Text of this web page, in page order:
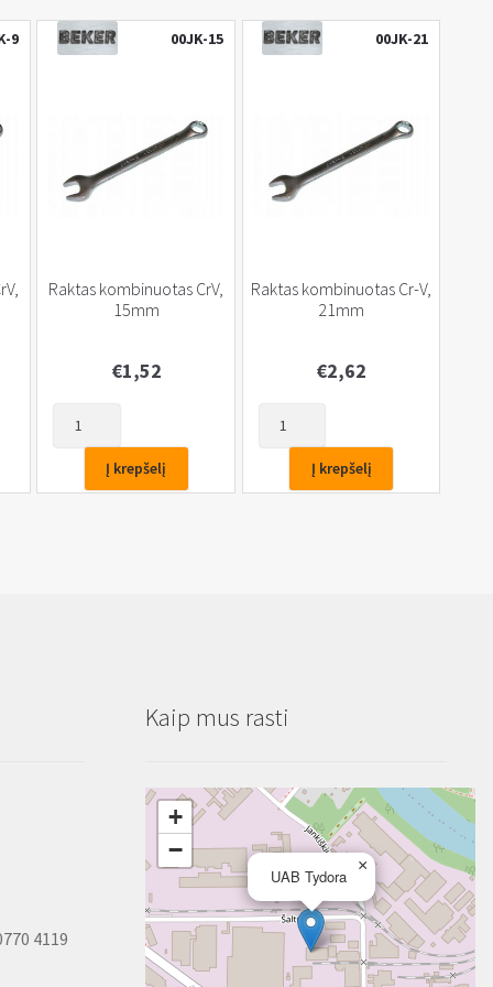
9 00JK-15
Raktas kombinuotas CrV,
15mm
€1,52
kombinuotas
Į krepšelį
00JK-21
Raktas kombinuotas Cr-V,
21mm
€2,62
kombinuotas
Į krepšelį
4119
Kaip mus rasti
UAB Tydora
×
+
−